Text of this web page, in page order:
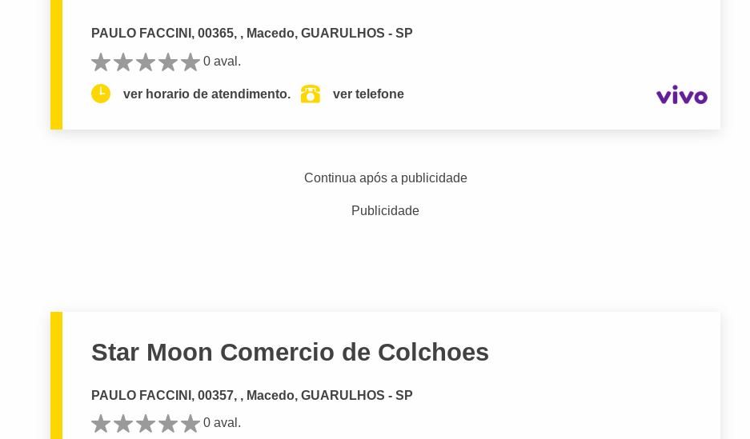
PAULO FACCINI, 00365, , Macedo, GUARULHOS - SP
0 aval.
ver horario de atendimento. ver telefone
Continua após a publicidade
Publicidade
Star Moon Comercio de Colchoes
PAULO FACCINI, 00357, , Macedo, GUARULHOS - SP
0 aval.